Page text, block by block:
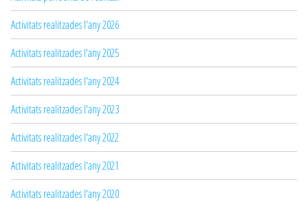
Activitats realitzades l'any 2026
Activitats realitzades l'any 2025
Activitats realitzades l'any 2024
Activitats realitzades l'any 2023
Activitats realitzades l'any 2022
Activitats realitzades l'any 2021
Activitats realitzades l'any 2020